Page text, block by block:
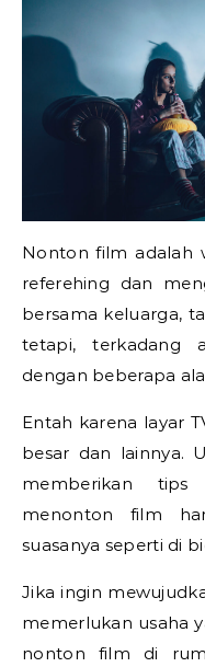
Nonton film adalah
referehing dan
bersama keluarga,
tetapi, terkadang
dengan beberapa
Entah karena layar
besar dan lainnya.
memberikan tips
menonton film
suasanya seperti di
Jika ingin
memerlukan usaha
nonton film di